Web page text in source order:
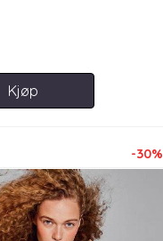
Kjøp
-30%